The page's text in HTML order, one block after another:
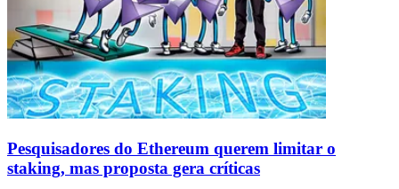
Pesquisadores do Ethereum querem limitar o
staking, mas proposta gera críticas